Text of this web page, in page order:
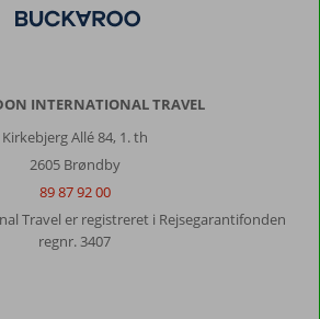
INTERNATIONAL TRAVEL
Kirkebjerg Allé 84, 1. th
2605 Brøndby
89 87 92 00
Travel er registreret i Rejsegarantifonden
regnr. 3407